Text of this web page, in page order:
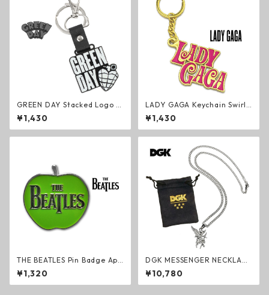
GREEN DAY Stacked Logo &
Grenade キーリング 蓄光 グ
リーン・デイ ロック メロコア
パンク キーホルダー Glow in
¥1,430
LADY GAGA Keychain Swirly
Logo キーリング レディー・
ガガ ポップ エレクトロ ダンス
キーホルダー グッズ
¥1,430
THE BEATLES Pin Badge App
le Logo ピンバッジ ザ・ビー
トルズ ロック ジョン・レノン
アップル・コア グッズ
¥1,320
DGK MESSENGER NECKLACE
ネックレス シルバー スカルマ
スク エンジェル スケートボー
ド アクセサリー
¥10,780